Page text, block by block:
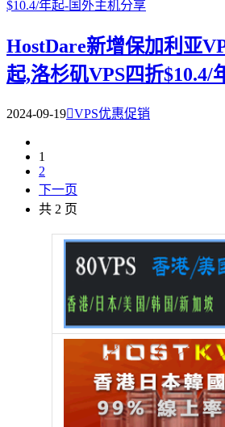
HostDare新增保加利亚
起,洛杉矶VPS四折$10.4/
2024-09-19VPS优惠促销
1
2
下一页
共 2 页